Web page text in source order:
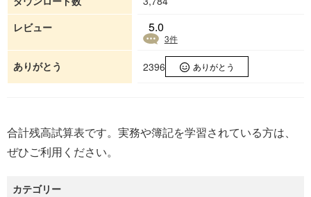
レビュー
5.0
3件
ありがとう 2396 ありがとう
合計残高試算表です。実務や簿記を学習されている方は、
ぜひご利用ください。
カテゴリー